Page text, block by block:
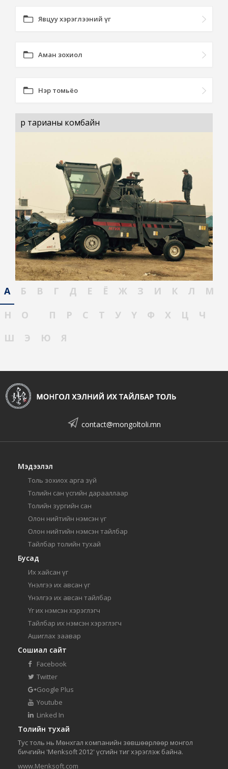
Явцуу хэрэглээний үг
Аман зохиол
Нэр томьёо
үр тарианы комбайн
А Б В Г Д Е Ё Ж З И К Л
М
Н
О П Р С Т У Ү Ф Х Ц
Ч
Ш
Э Ю Я
contact@mongoltoli.mn
Мэдээлэл
Толь зохиох арга зүй
Толийн сан үсгийн дарааллаар
Толийн зургийн сан
Олон нийтийн нэмсэн үг
Олон нийтийн нэмсэн тайлбар
Тайлбар толийн тухай
Бусад
Их хайсан үг
Үнэлгээ их авсан үг
Үнэлгээ их авсан тайлбар
Үг их нэмсэн хэрэглэгч
Тайлбар их нэмсэн хэрэглэгч
Ашиглах заавар
Сошиал сайт
Facebook
Twitter
Google Plus
Youtube
Linked In
Толийн тухай
Тус толь нь Мөнхгал компанийн зөвшөөрлөөр монгол
бичгийн 'Menksoft 2012' үсгийн тиг хэрэглэж байна.
www.Menksoft.com